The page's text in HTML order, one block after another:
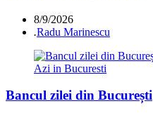
8/9/2026
.Radu Marinescu
Azi in Bucuresti
Bancul zilei din București